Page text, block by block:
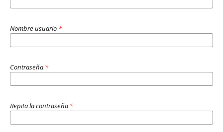
Nombre usuario *
Contraseña *
Repita la contraseña *